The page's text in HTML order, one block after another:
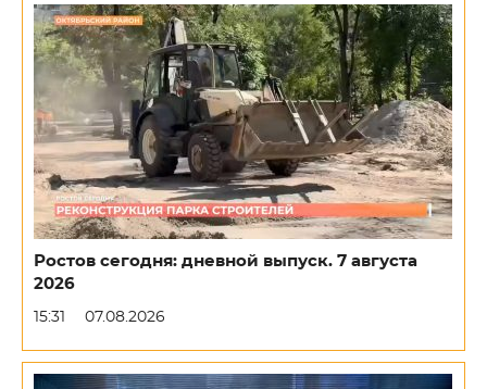
Ростов сегодня: дневной выпуск. 7 августа
2026
15:31 07.08.2026